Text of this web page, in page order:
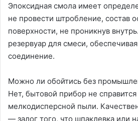
Эпоксидная смола имеет
не провести штробление, состав
поверхности, не проникнув
резервуар для смеси,
соединение.
Можно ли обойтись без
Нет, бытовой прибор не
мелкодисперсной пыли.
— залог того, что шпаклевка или